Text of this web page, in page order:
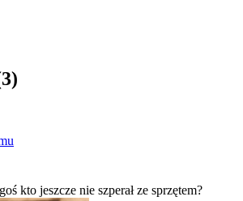
3)
kto jeszcze nie szperał ze sprzętem?